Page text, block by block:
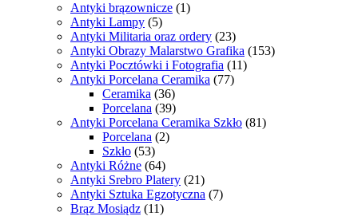
Antyki brązownicze (1)
Antyki Lampy (5)
Antyki Militaria oraz ordery (23)
Antyki Obrazy Malarstwo Grafika (153)
Antyki Pocztówki i Fotografia (11)
Antyki Porcelana Ceramika (77)
Ceramika (36)
Porcelana (39)
Antyki Porcelana Ceramika Szkło (81)
Porcelana (2)
Szkło (53)
Antyki Różne (64)
Antyki Srebro Platery (21)
Antyki Sztuka Egzotyczna (7)
Brąz Mosiądz (11)